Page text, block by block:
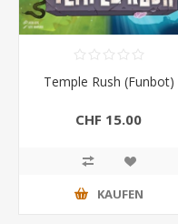
Temple Rush (Funbot)
CHF 15.00
KAUFEN